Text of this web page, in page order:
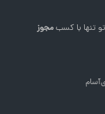
تنها با کسبمجوز
آسام